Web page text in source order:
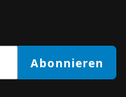
Abonnieren